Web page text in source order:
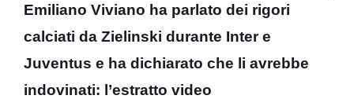
Emiliano Viviano ha parlato dei rigori
calciati da Zielinski durante Inter e
Juventus e ha dichiarato che li avrebbe
indovinati: l’estratto video